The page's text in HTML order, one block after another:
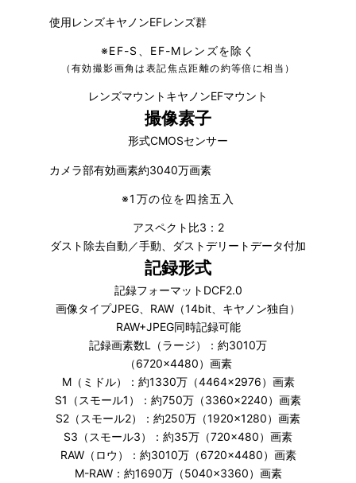
使用レンズキヤノンEFレンズ群
※EF-S、EF-Mレンズを除く
（有効撮影画角は表記焦点距離の約等倍に相当）
レンズマウントキヤノンEFマウント
撮像素子
形式CMOSセンサー
カメラ部有効画素約3040万画素
※1万の位を四捨五入
アスペクト比3：2
ダスト除去自動／手動、ダストデリートデータ付加
記録形式
記録フォーマットDCF2.0
画像タイプJPEG、RAW（14bit、キヤノン独自）
RAW+JPEG同時記録可能
記録画素数L（ラージ）：約3010万
（6720×4480）画素
M（ミドル）：約1330万（4464×2976）画素
S1（スモール1）：約750万（3360×2240）画素
S2（スモール2）：約250万（1920×1280）画素
S3（スモール3）：約35万（720×480）画素
RAW（ロウ）：約3010万（6720×4480）画素
M-RAW：約1690万（5040×3360）画素